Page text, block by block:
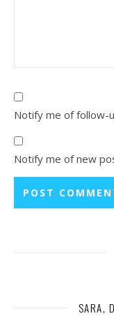
Notify me of follow-
Notify me of new
SARA,